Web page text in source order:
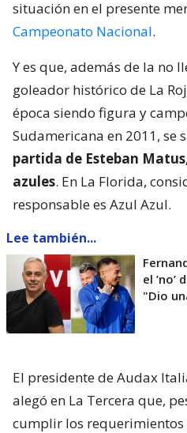
situación en el presente
Campeonato Nacional.
Y es que, además de la no
goleador histórico de La
época siendo figura y
Sudamericana en 2011, se
partida de Esteban
azules. En La Florida,
responsable es Azul Azul.
Lee también...
el ’no’
"Dio
El presidente de Audax
alegó en La Tercera que,
cumplir los requerimientos